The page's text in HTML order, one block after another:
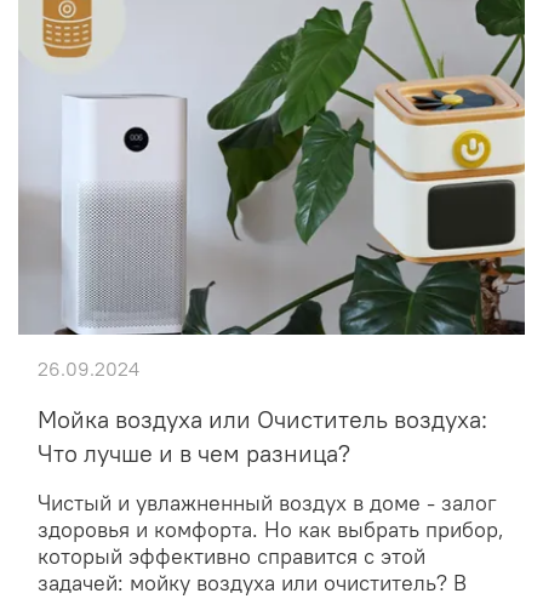
Мойка воздуха или Очиститель воздуха:
Что лучше и в чем разница?
Чистый и увлажненный воздух в доме - залог
здоровья и комфорта. Но как выбрать прибор,
который эффективно справится с этой
задачей: мойку воздуха или очиститель? В
26.09.2024